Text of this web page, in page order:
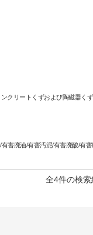
クリートくずおよび陶磁器く
害廃油/有害汚泥/有害廃酸/有害
全4件の検